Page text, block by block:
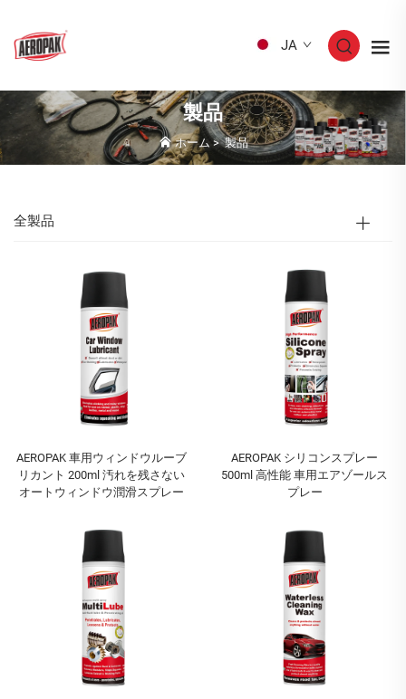
JA
製品
ホーム >製品
全製品
AEROPAK 車用ウィンドウルーブ
リカント 200ml 汚れを残さない
オートウィンドウ潤滑スプレー
AEROPAK シリコンスプレー
500ml 高性能 車用エアゾールス
プレー